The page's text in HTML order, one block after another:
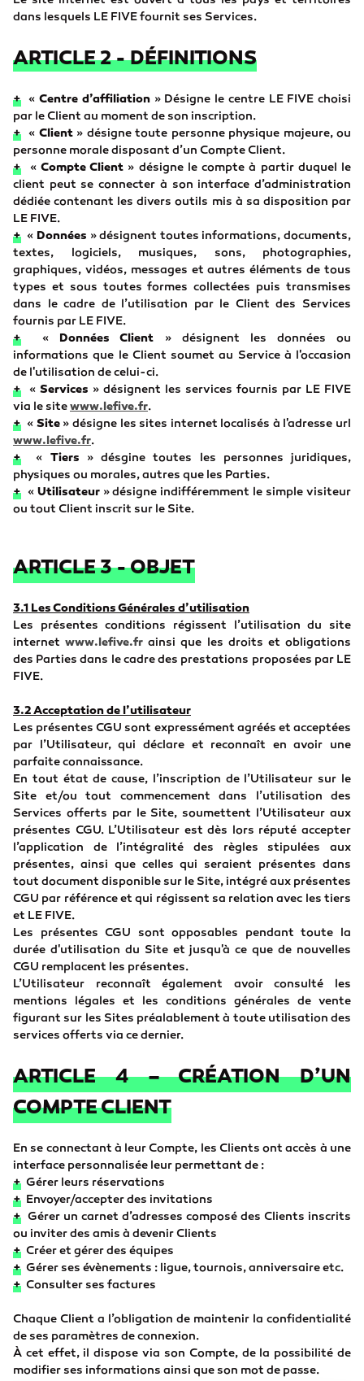
dans lesquels LE FIVE fournit ses Services.
ARTICLE 2 - DÉFINITIONS
+ «Centre d’affiliation» Désigne le centre LE FIVE choisi
par le Client au moment de son inscription.
+ « Client» désigne toute personne physique majeure, ou
personne morale disposant d’un Compte Client.
+ « Compte Client » désigne le compte à partir duquel le
client peut se connecter à son interface d’administration
dédiée contenant les divers outils mis à sa disposition par
LE FIVE.
+ « Données » désignent toutes informations, documents,
textes, logiciels, musiques, sons, photographies,
graphiques, vidéos, messages et autres éléments de tous
types et sous toutes formes collectées puis transmises
dans le cadre de l’utilisation par le Client des Services
fournis par LE FIVE.
+ « Données Client » désignent les données ou
informations que le Client soumet au Service à l'occasion
de l'utilisation de celui-ci.
+ « Services » désignent les services fournis par LE FIVE
via le sitewww.lefive.fr.
+ « Site» désigne les sites internet localisés à l'adresse url
www.lefive.fr.
+ « Tiers » désgine toutes les personnes juridiques,
physiques ou morales, autres que les Parties.
+ « Utilisateur» désigne indifféremment le simple visiteur
ou tout Client inscrit sur le Site.
ARTICLE 3 - OBJET
3.1 Les Conditions Générales d’utilisation
Les présentes conditions régissent l’utilisation du site
internetwww.lefive.fr ainsi que les droits et obligations
des Parties dans le cadre des prestations proposées par LE
FIVE.
3.2 Acceptation de l’utilisateur
Les présentes CGU sont expressément agréés et acceptées
par l’Utilisateur, qui déclare et reconnaît en avoir une
parfaite connaissance.
En tout état de cause, l’inscription de l’Utilisateur sur le
Site et/ou tout commencement dans l’utilisation des
Services offerts par le Site, soumettent l’Utilisateur aux
présentes CGU. L’Utilisateur est dès lors réputé accepter
l’application de l’intégralité des règles stipulées aux
présentes, ainsi que celles qui seraient présentes dans
tout document disponible sur le Site, intégré aux présentes
CGU par référence et qui régissent sa relation avec les tiers
et LE FIVE.
Les présentes CGU sont opposables pendant toute la
durée d'utilisation du Site et jusqu'à ce que de nouvelles
CGU remplacent les présentes.
L’Utilisateur reconnaît également avoir consulté les
mentions légales et les conditions générales de vente
figurant sur les Sites préalablement à toute utilisation des
services offerts via ce dernier.
ARTICLE 4 – CRÉATION D’UN
COMPTE CLIENT
En se connectant à leur Compte, les Clients ont accès à une
interface personnalisée leur permettant de :
+ Gérer leurs réservations
+ Envoyer/accepter des invitations
+ Gérer un carnet d’adresses composé des Clients inscrits
ou inviter des amis à devenir Clients
+ Créer et gérer des équipes
+ Gérer ses évènements : ligue, tournois, anniversaire etc.
+ Consulter ses factures
Chaque Client a l’obligation de maintenir la confidentialité
de ses paramètres de connexion.
À cet effet, il dispose via son Compte, de la possibilité de
modifier ses informations ainsi que son mot de passe.